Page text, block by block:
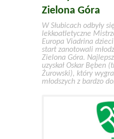
Zielona Góra
W Słubicach odbyły
lekkoatletyczne
Europa Viadrina
start zanotowali
Zielona Góra.
uzyskał Oskar Bęben
Żurowski), który
młodszych z bardzo